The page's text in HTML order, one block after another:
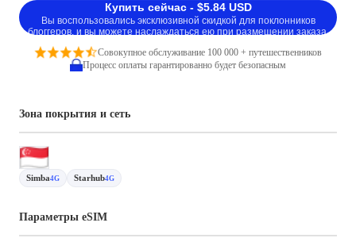
Купить сейчас - $5.84 USD
Вы воспользовались эксклюзивной скидкой для поклонников
блоггеров, и вы можете наслаждаться ею при размещении заказа.
Совокупное обслуживание 100 000 + путешественников
Процесс оплаты гарантированно будет безопасным
Зона покрытия и сеть
Simba4G Starhub4G
Параметры eSIM